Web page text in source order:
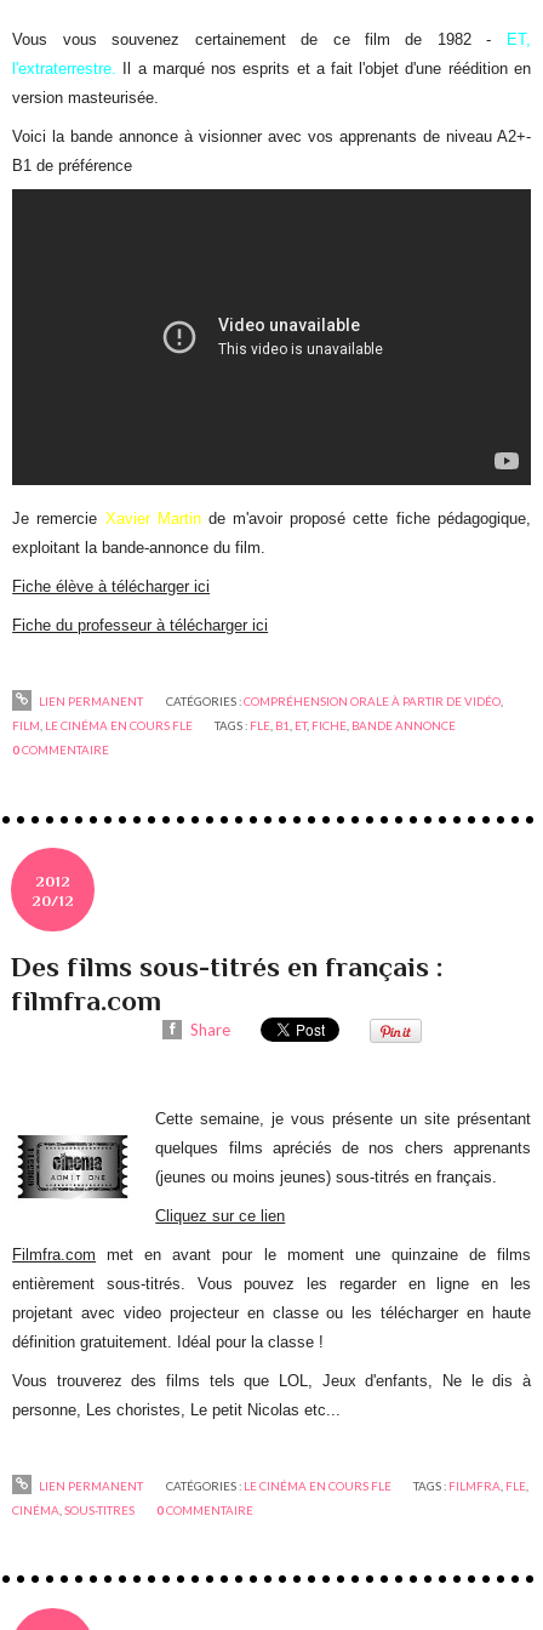
Vous vous souvenez certainement de ce film de 1982 - ET,
l'extraterrestre.
Il a marqué nos esprits et a fait l'objet d'une réédition en
version masteurisée.
Voici la bande annonce à visionner avec vos apprenants de niveau A2+-
B1 de préférence
Je remercie Xavier Martinde m'avoir proposé cette fiche pédagogique,
exploitant la bande-annonce du film.
Fiche élève à télécharger ici
Fiche du professeur à télécharger ici
LIEN PERMANENT CATÉGORIES :COMPRÉHENSION ORALE À PARTIR DE VIDÉO,
FILM LE CINÉMA EN COURS FLE TAGS : FLE B1 ET, FICHE BANDE ANNONCE
0COMMENTAIRE
2012
20/12
Des films sous-titrés en français :
filmfra.com
Share
Cette semaine, je vous présente un site présentant
quelques films apréciés de nos chers apprenants
(jeunes ou moins jeunes) sous-titrés en français.
Cliquez sur ce lien
Filmfra.com met en avant pour le moment une quinzaine de films
entièrement sous-titrés. Vous pouvez les regarder en ligne en les
projetant avec video projecteur en classe ou les télécharger en haute
définition gratuitement. Idéal pour la classe !
Vous trouverez des films tels que LOL, Jeux d'enfants, Ne le dis à
personne, Les choristes, Le petit Nicolas etc...
LIEN PERMANENT CATÉGORIES : LE CINÉMA EN COURS FLE TAGS : FILMFRA FLE,
CINÉMA ,SOUS-TITRES 0COMMENTAIRE